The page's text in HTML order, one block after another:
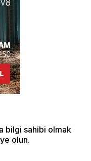
bilgi sahibi olmak
olun.